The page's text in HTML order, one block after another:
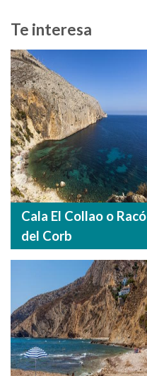
Te interesa
Cala El Collao o Racó
del Corb